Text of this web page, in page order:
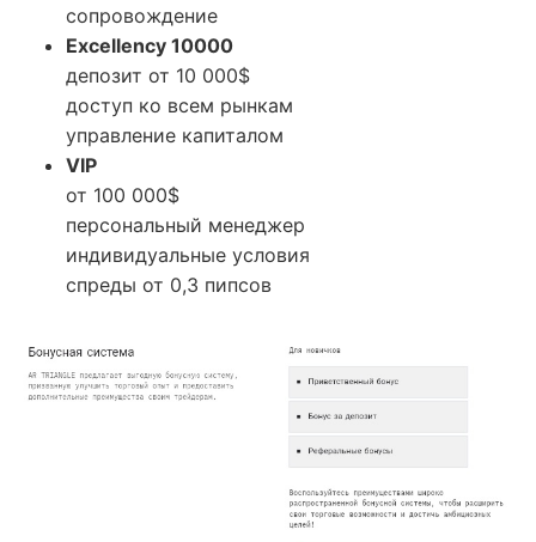
сопровождение
Excellency 10000
депозит от 10 000$
доступ ко всем рынкам
управление капиталом
VIP
от 100 000$
персональный менеджер
индивидуальные условия
спреды от 0,3 пипсов